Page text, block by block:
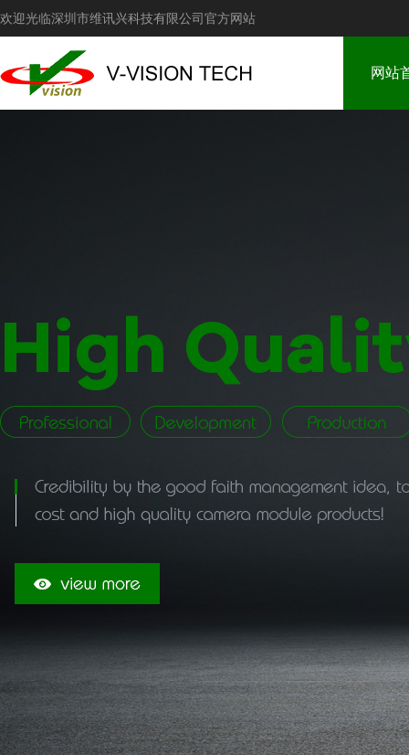
欢迎光临深圳市维讯兴科技有限公司官方网站
网站